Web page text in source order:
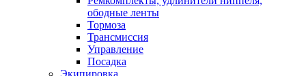
ободные ленты
Тормоза
Трансмиссия
Управление
Посадка
Экипировка